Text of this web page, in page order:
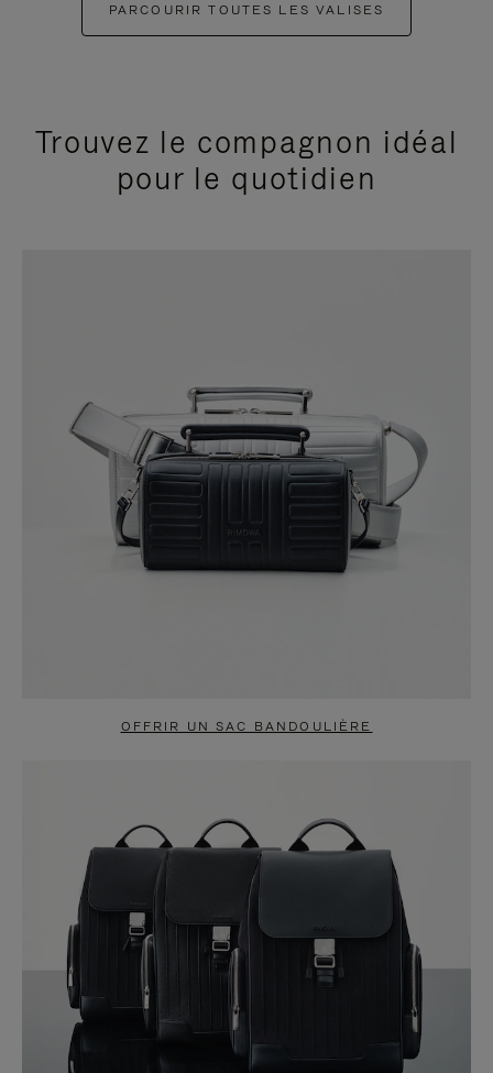
PARCOURIR TOUTES LES VALISES
Trouvez le compagnon idéal
pour le quotidien
OFFRIR UN SAC BANDOULIÈRE